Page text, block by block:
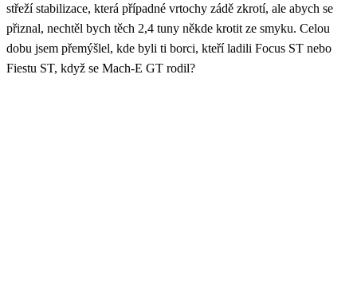
střeží stabilizace, která případné vrtochy zádě zkrotí, ale abych se
přiznal, nechtěl bych těch 2,4 tuny někde krotit ze smyku. Celou
dobu jsem přemýšlel, kde byli ti borci, kteří ladili Focus ST nebo
Fiestu ST, když se Mach-E GT rodil?